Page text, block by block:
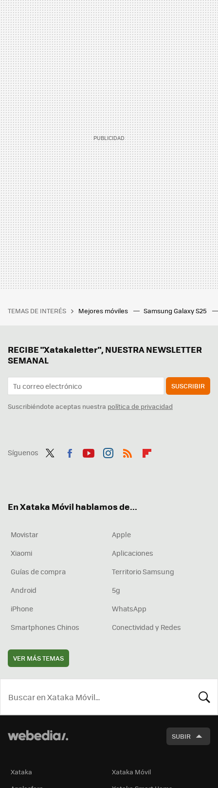
TEMAS DE INTERÉS Mejores móviles Samsung Galaxy S25
RECIBE "Xatakaletter", NUESTRA NEWSLETTER
SEMANAL
SUSCRIBIR
Suscribiéndote aceptas nuestra política de privacidad
Síguenos
En Xataka Móvil hablamos de...
Movistar
Apple
Xiaomi
Aplicaciones
Guías de compra
Territorio Samsung
Android
5g
iPhone
WhatsApp
Smartphones Chinos
Conectividad y Redes
VER MÁS TEMAS
SUBIR
Xataka
Xataka Móvil